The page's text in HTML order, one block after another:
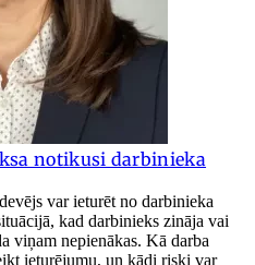
notikusi darbinieka
var ieturēt no darbinieka
kad darbinieks zināja vai
viņam nepienākas. Kā darba
ieturējumu, un kādi riski var